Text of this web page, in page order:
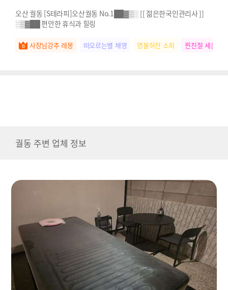
오산 궐동 [S테라피]오산궐동 No.1██▓▒░ [[ 젊은한국인관리사 ]]
░▒▓██ 편안한 휴식과 힐링
사장님강추 레몽 떠오르는별 채영 명불허전 소희 찐친절 세은
궐동 주변 업체 정보